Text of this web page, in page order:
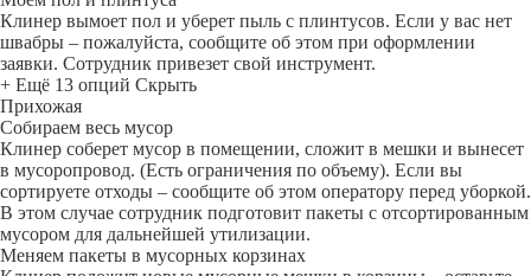
Клинер вымоет пол и уберет пыль с плинтусов. Если у вас нет
швабры – пожалуйста, сообщите об этом при оформлении
заявки. Сотрудник привезет свой инструмент.
+ Ещё 13 опций Скрыть
Прихожая
Собираем весь мусор
Клинер соберет мусор в помещении, сложит в мешки и вынесет
в мусоропровод. (Есть ограничения по объему). Если вы
сортируете отходы – сообщите об этом оператору перед уборкой.
В этом случае сотрудник подготовит пакеты с отсортированным
мусором для дальнейшей утилизации.
Меняем пакеты в мусорных корзинах